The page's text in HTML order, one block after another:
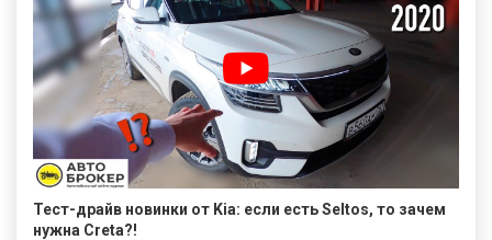
Тест-драйв новинки от Kia: если есть Seltos, то зачем
нужна Creta?!